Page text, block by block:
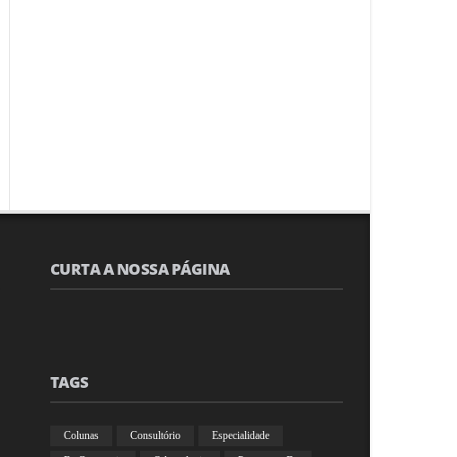
CURTA A NOSSA PÁGINA
TAGS
Colunas Consultório
Especialidade